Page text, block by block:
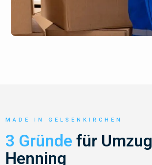
MADE IN GELSENKIRCHEN
3 Gründe für Umzug
Henning